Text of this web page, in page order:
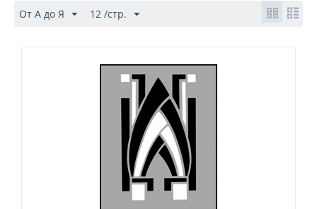
От А до Я 12 /стр.